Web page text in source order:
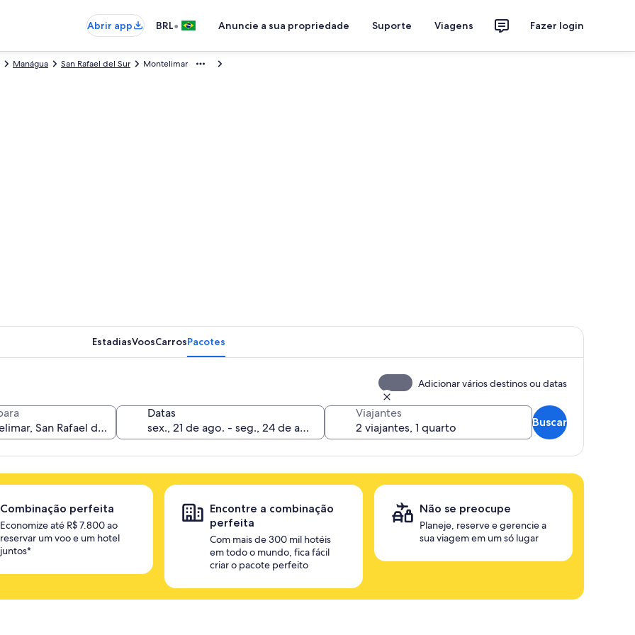
Abrir app BRL• Anuncie a sua propriedade Suporte Viagens Fazer login
Montelimar
San Rafael del Sur
Manágua
EstadiasVoosCarrosPacotes
Adicionar vários destinos ou datas
Datas Viajantes
Buscar
Combinação perfeita
Economize até R$ 7.800 ao
reservar um voo e um hotel
juntos*
Encontre a combinação
perfeita
Com mais de 300 mil hotéis
em todo o mundo, fica fácil
criar o pacote perfeito
Não se preocupe
Planeje, reserve e gerencie a
sua viagem em um só lugar